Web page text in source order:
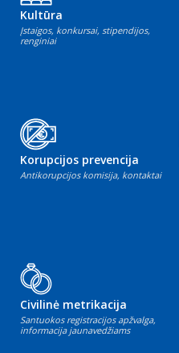
Kultūra
Įstaigos, konkursai, stipendijos,
renginiai
Korupcijos prevencija
Antikorupcijos komisija, kontaktai
Civilinė metrikacija
Santuokos registracijos apžvalga,
informacija jaunavedžiams